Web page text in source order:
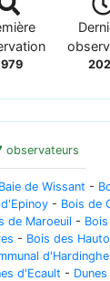
observateurs
Baie de Wissant -
- Bois de
de Maroeuil -
- Bois des
d'Ecault -